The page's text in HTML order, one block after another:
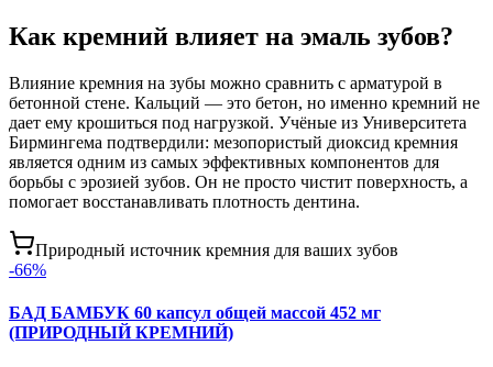
Как кремний влияет на эмаль зубов?
Влияние кремния на зубы можно сравнить с арматурой в
бетонной стене. Кальций — это бетон, но именно кремний не
дает ему крошиться под нагрузкой. Учёные из Университета
Бирмингема подтвердили: мезопористый диоксид кремния
является одним из самых эффективных компонентов для
борьбы с эрозией зубов. Он не просто чистит поверхность, а
помогает восстанавливать плотность дентина.
Природный источник кремния для ваших зубов
-66%
БАД БАМБУК 60 капсул общей массой 452 мг
(ПРИРОДНЫЙ КРЕМНИЙ)